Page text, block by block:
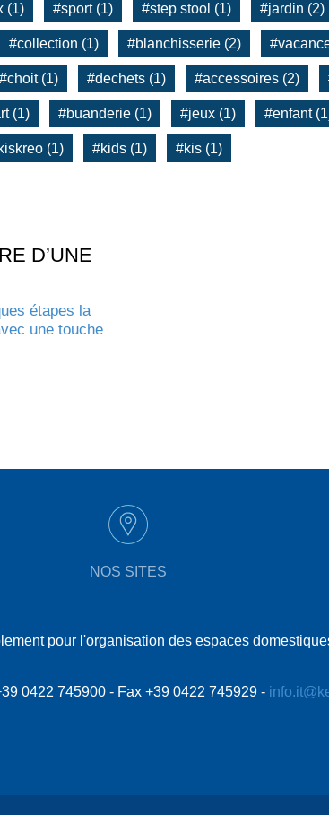
(1) #sport (1) #step stool (1) #jardin (2)
#collection (1) #blanchisserie (2)
#choit (1) #dechets (1) #accessoires (2)
(1) #buanderie (1) #jeux (1) #enfant
(1) #kids (1) #kis (1)
D’UNE
étapes la
une touche
NOS SITES
pour l'organisation des espaces
0422 745900 - Fax +39 0422 745929 -